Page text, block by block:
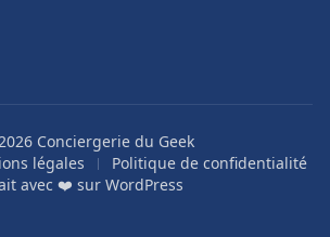
Conciergerie du Geek
légales
Politique de confidentialité
avec ❤️ sur WordPress